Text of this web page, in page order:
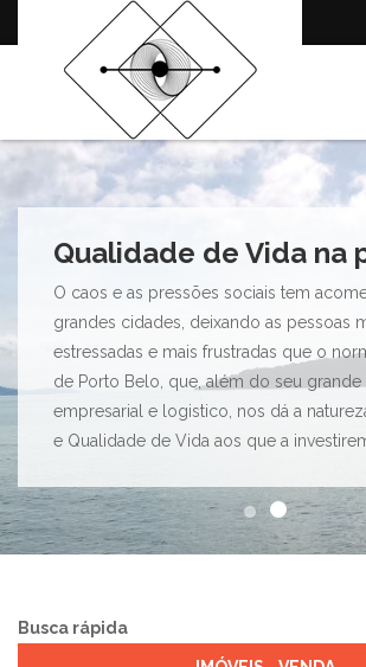
Qualidade de Vida na
O caos e as pressões sociais tem
grandes cidades, deixando as pessoas
estressadas e mais frustradas que o
de Porto Belo, que, além do seu
empresarial e logistico, nos dá a
e Qualidade de Vida aos que a
Busca rápida